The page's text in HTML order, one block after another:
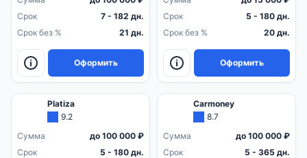
Срок
7 - 182 дн.
Срок без %
21 дн.
Оформить
Срок
5 - 180 дн.
Срок без %
20 дн.
Оформить
Platiza
9.2
Сумма
до 100 000 ₽
Срок
5 - 180 дн.
Carmoney
8.7
Сумма
до 100 000 ₽
Срок
5 - 365 дн.